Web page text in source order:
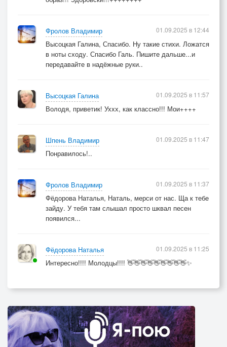
Фролов Владимир
Высоцкая Галина, Спасибо. Ну такие стихи. Ложатся
в ноты сходу. Спасибо Галь. Пишите дальше...и
передавайте в надёжные руки..
01.09.2025 в 12:44
Высоцкая Галина
Володя, приветик! Уххх, как классно!!! Мои++++
01.09.2025 в 11:57
Шпень Владимир
Понравилось!..
01.09.2025 в 11:47
Фролов Владимир
Фёдорова Наталья, Наталь, мерси от нас. Ща к тебе
зайду. У тебя там слышал просто шквал песен
появился...
01.09.2025 в 11:37
Фёдорова Наталья
Интересно!!!! Молодцы!!!! 👋👋👋👋👋👋👋👋👋✨
01.09.2025 в 11:25